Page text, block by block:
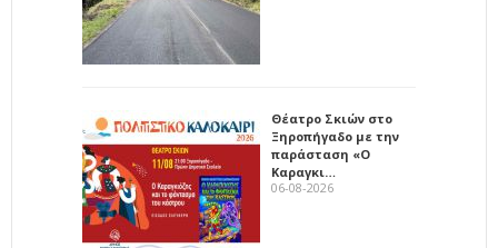
Θέατρο Σκιών στο
Ξηροπήγαδο με την
παράσταση «Ο
Καραγκι…
06-08-2026